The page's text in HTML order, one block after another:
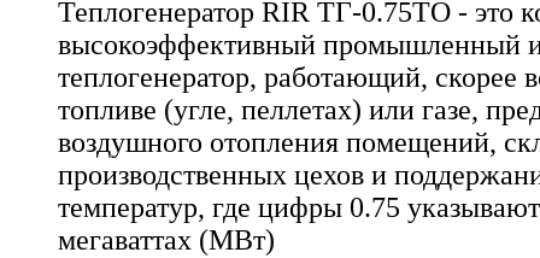
Теплогенератор RIR ТГ-0.75ТО - это
высокоэффективный промышленный
теплогенератор, работающий, скорее
топливе (угле, пеллетах) или газе,
воздушного отопления помещений,
производственных цехов и
температур, где цифры 0.75
мегаваттах (МВт)